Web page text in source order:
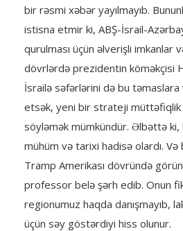
bir rəsmi xəbər yayılmayıb.
istisna etmir ki, ABŞ-İsrail-
qurulması üçün əlverişli imkanlar
dövrlərdə prezidentin köməkçisi
İsrailə səfərlərini də bu
etsək, yeni bir strateji müttəfiqlik
söyləmək mümkündür. Əlbəttə ki,
mühüm və tarixi hadisə olardı.
Tramp Amerikası dövründə
professor belə şərh edib. Onun
regionumuz haqda danışmayıb,
üçün səy göstərdiyi hiss olunur.